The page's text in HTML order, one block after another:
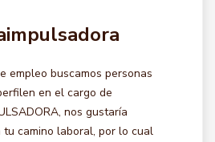
empleo buscamos personas
en el cargo de
nos gustaría
tu camino laboral, por lo cual